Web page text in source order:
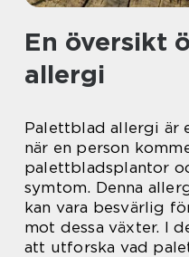
En översikt
allergi
Palettblad allergi är
när en person
palettbladsplantor
symtom. Denna
kan vara besvärlig
mot dessa växter. I
att utforska vad